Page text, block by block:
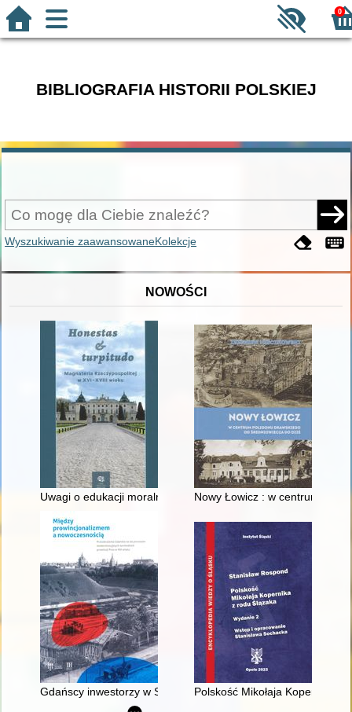
0
BIBLIOGRAFIA HISTORII POLSKIEJ
Wyszukiwanie zaawansowaneKolekcje
NOWOŚCI
Uwagi o edukacji moralnej synów szlacheckich w XVI-
Nowy Łowicz : w centrum
Gdańscy inwestorzy w Sopocie : prestiż finansowy i
Polskość Mikołaja Kopernika z